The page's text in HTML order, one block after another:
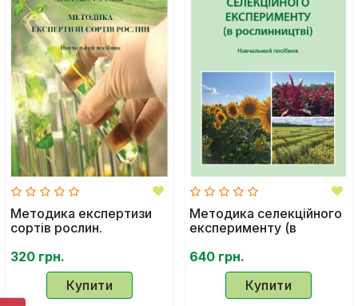
Методика експертизи
сортів рослин.
320 грн.
Купити
Методика селекційного
експерименту (в
Навчальний посібник
640 грн.
Купити